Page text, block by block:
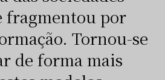
fragmentou por
Tornou-se
de forma mais